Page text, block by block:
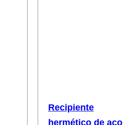
Recipiente
hermético de aço